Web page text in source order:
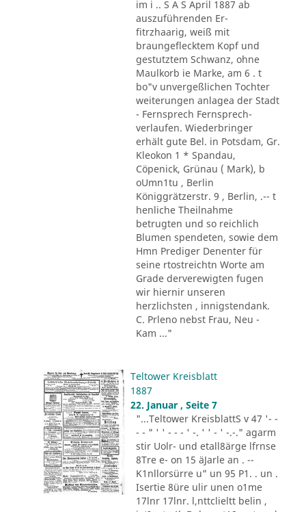
im i .. S A S April 1887 ab
auszuführenden Er-
fitrzhaarig, weiß mit
braungeflecktem Kopf und
gestutztem Schwanz, ohne
Maulkorb ie Marke, am 6 . t
bo"v unvergeßlichen Tochter
weiterungen anlagea der Stadt
- Fernsprech Fernsprech-
verlaufen. Wiederbringer
erhält gute Bel. in Potsdam, Gr.
Kleokon 1 * Spandau,
Cöpenick, Grünau ( Mark), b
oUmn1tu , Berlin
Königgrätzerstr. 9 , Berlin, .-- t
henliche Theilnahme
betrugten und so reichlich
Blumen spendeten, sowie dem
Hmn Prediger Denenter für
seine rtostreichtn Worte am
Grade derverewigten fugen
wir hiernir unseren
herzlichsten , innigstendank.
C. Prleno nebst Frau, Neu -
Kam ..."
Teltower Kreisblatt
1887
22. Januar , Seite 7
"...Teltower KreisblattS v 47 '- -
- - " ' ' - - - ' -. ' ' - ' -.-." agarm
stir Uolr- und etall8ärge lfrnse
8Tre e- on 15 äJarle an . --
K1nllorsürre u" un 95 P1. . un .
Isertie 8üre ulir unen o1me
17lnr 17lnr. l,nttclieltt belin ,